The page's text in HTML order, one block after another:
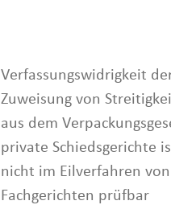
Verfassungswidrigkeit
Zuweisung von
aus dem
private Schiedsgerichte
nicht im Eilverfahren
Fachgerichten prüfbar